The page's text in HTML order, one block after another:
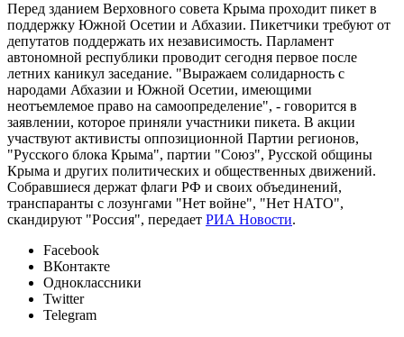
Перед зданием Верховного совета Крыма проходит пикет в
поддержку Южной Осетии и Абхазии. Пикетчики требуют от
депутатов поддержать их независимость. Парламент
автономной республики проводит сегодня первое после
летних каникул заседание. "Выражаем солидарность с
народами Абхазии и Южной Осетии, имеющими
неотъемлемое право на самоопределение", - говорится в
заявлении, которое приняли участники пикета. В акции
участвуют активисты оппозиционной Партии регионов,
"Русского блока Крыма", партии "Союз", Русской общины
Крыма и других политических и общественных движений.
Собравшиеся держат флаги РФ и своих объединений,
транспаранты с лозунгами "Нет войне", "Нет НАТО",
скандируют "Россия", передает РИА Новости.
Facebook
ВКонтакте
Одноклассники
Twitter
Telegram